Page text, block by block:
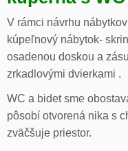
V rámci návrhu
kúpeľnový nábytok-
osadenou doskou a
zrkadlovými dvierkami .
WC a bidet sme
pôsobí otvorená nika s
zväčšuje priestor.